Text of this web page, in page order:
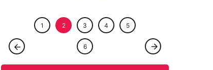
1 2 3 4 5
6